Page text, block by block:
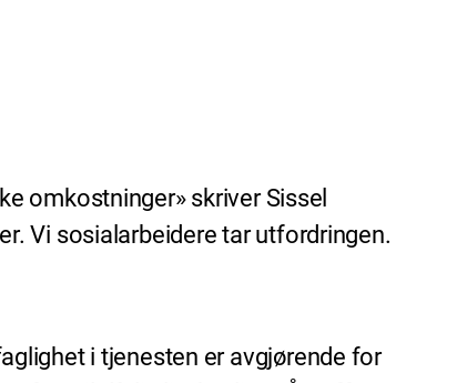
omkostninger» skriver Sissel
Vi sosialarbeidere tar utfordringen.
i tjenesten er avgjørende for